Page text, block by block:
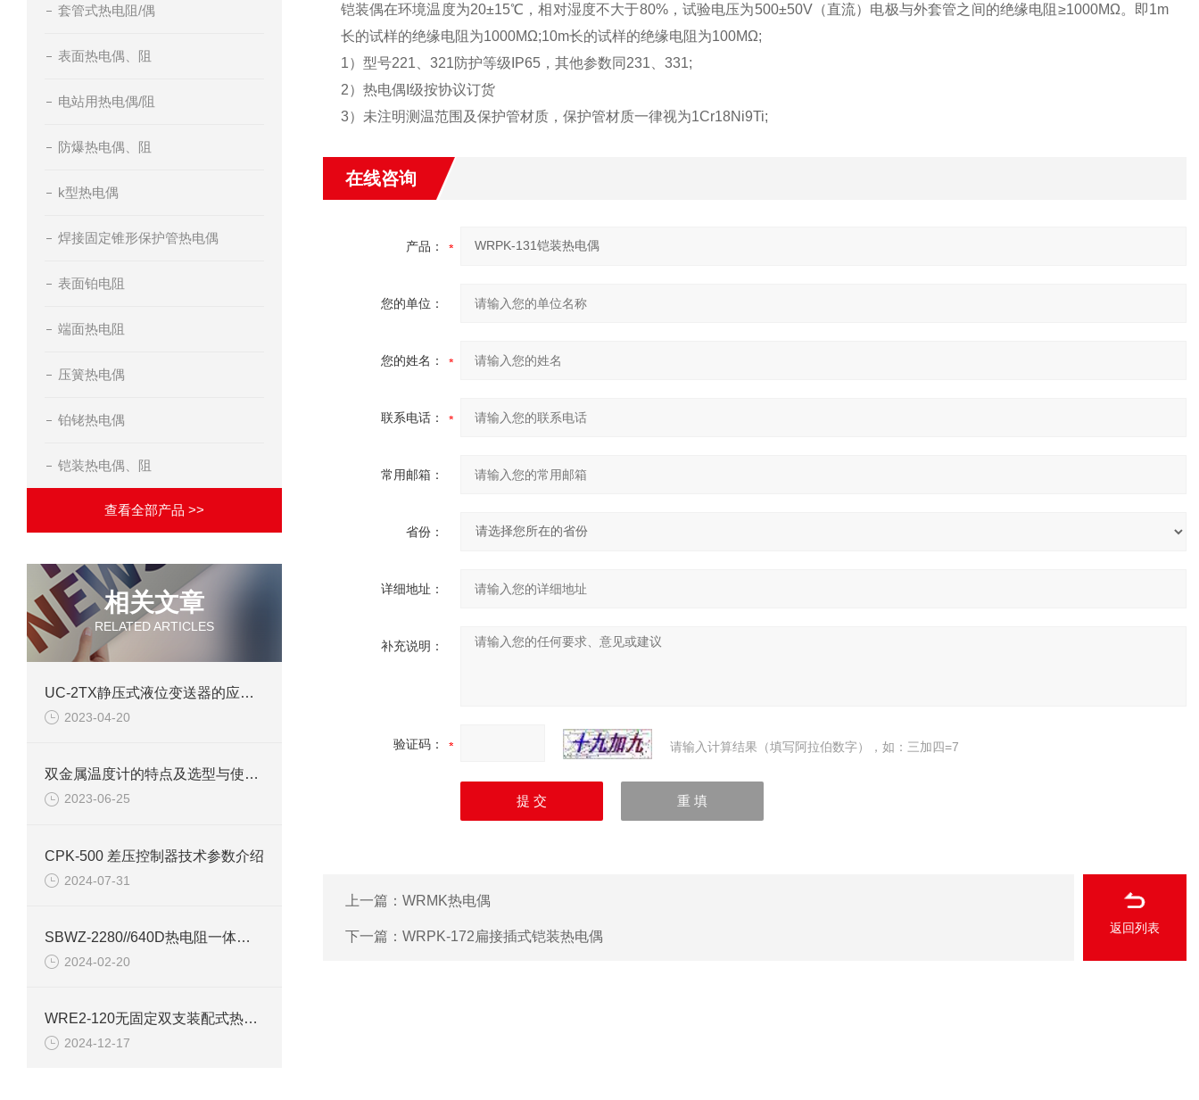
套管式热电阻/偶
表面热电偶、阻
电站用热电偶/阻
防爆热电偶、阻
k型热电偶
焊接固定锥形保护管热电偶
表面铂电阻
端面热电阻
压簧热电偶
铂铑热电偶
铠装热电偶、阻
查看全部产品 >>
相关文章
RELATED ARTICLES
UC-2TX静压式液位变送器的应用需要遵循的选型规则
2023-04-20
双金属温度计的特点及选型与使用问题
2023-06-25
CPK-500 差压控制器技术参数介绍
2024-07-31
SBWZ-2280//640D热电阻一体化变送器产品介绍
2024-02-20
WRE2-120无固定双支装配式热电偶
2024-12-17
铠装偶在环境温度为20±15℃，相对湿度不大于80%，试验电压为500±50V（直流）电极与外套管之间的绝缘电阻≥1000MΩ。即1m
长的试样的绝缘电阻为1000MΩ;10m长的试样的绝缘电阻为100MΩ;
1）型号221、321防护等级IP65，其他参数同231、331;
2）热电偶I级按协议订货
3）未注明测温范围及保护管材质，保护管材质一律视为1Cr18Ni9Ti;
在线咨询
产品：
您的单位：
您的姓名：
联系电话：
常用邮箱：
省份：
详细地址：
补充说明：
验证码： 请输入计算结果（填写阿拉伯数字），如：三加四=7
上一篇： WRMK热电偶
下一篇： WRPK-172扁接插式铠装热电偶
返回列表